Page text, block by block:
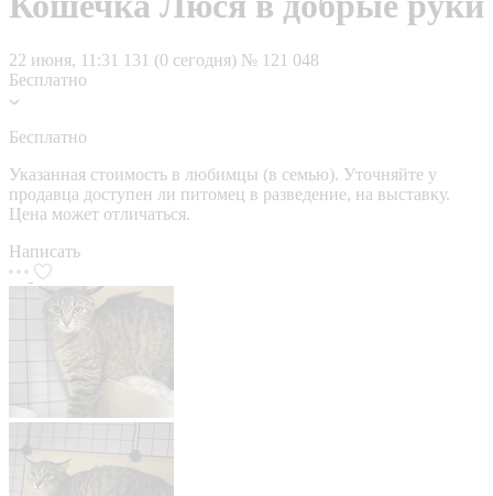
22 июня, 11:31 131 (0 сегодня) № 121 048
Бесплатно
Бесплатно
Указанная стоимость в любимцы (в семью). Уточняйте у
продавца доступен ли питомец в разведение, на выставку.
Цена может отличаться.
Написать